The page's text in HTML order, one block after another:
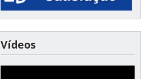
Vídeos